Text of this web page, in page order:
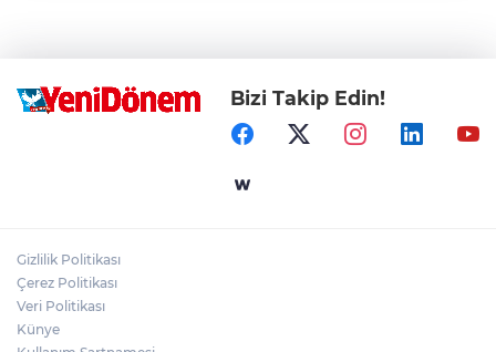
Bizi Takip Edin!
Gizlilik Politikası
Çerez Politikası
Veri Politikası
Künye